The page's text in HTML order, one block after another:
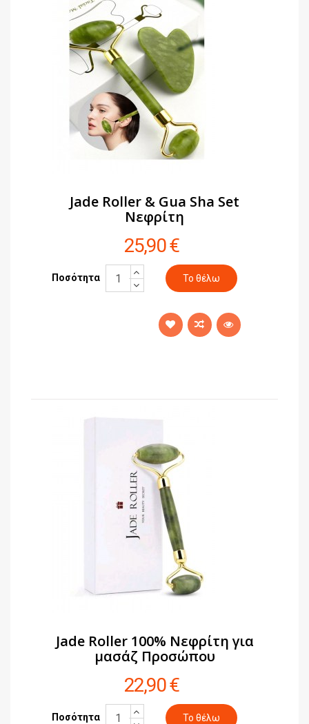
Jade Roller & Gua Sha Set
Νεφρίτη
25,90 €
Ποσότητα
Jade Roller 100% Νεφρίτη για
μασάζ Προσώπου
22,90 €
Ποσότητα